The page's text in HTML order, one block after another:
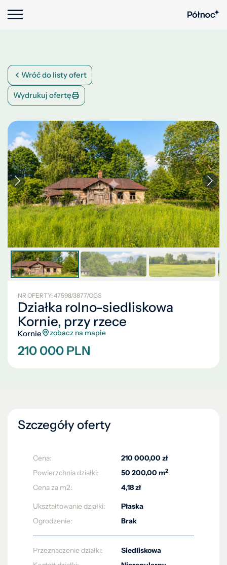
Wróć do listy ofert
Wydrukuj ofertę
NR OFERTY: 47598/3877/OGS
Działka rolno-siedliskowa
Kornie, przy rzece
Kornie zobacz na mapie
210 000 PLN
Szczegóły oferty
Cena:
210 000,00 zł
Powierzchnia działki:
50 200,00 m2
Cena za m2: 4,18 zł
Ukształtowanie działki:
Płaska
Ogrodzenie:
Brak
Przeznaczenie działki:
Siedliskowa